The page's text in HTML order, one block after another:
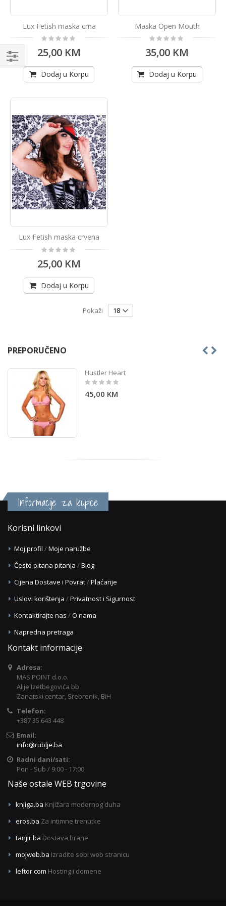
Lux Fetish maska crna
Rating:
0%
25,00 KM
Dodaj u Korpu
Maska Open Mouth
Rating:
0%
35,00 KM
Dodaj u Korpu
Lux Fetish maska crvena
Rating:
0%
25,00 KM
Dodaj u Korpu
Pokaži
Kupi
PREPORUČENO
Hustler Heart
Rating:
0%
45,00 KM
Informacije za kupce
Korisni linkovi
Moj profil /Moje naružbe
Često pitana pitanja /Blog
Cijena Dostave i Povrat/Plaćanje
Uslovi korištenja /Privatnost i Sigurnost
Kontaktirajte nas /O nama
Napredna pretraga
Kontakt informacije
Adresa:
MAS POINT d.o.o.
Alije Izetbegovića bb
Zanatski centar, Srebrenik, BiH
Telefon:
+387 35 643 448
Email:
info@rublje.ba
Radni dani/sati:
Pon - Sub / 9:00 - 17:00
Naše ostale WEB trgovine
knjiga.ba Knjižara modernog duha
eros.ba Za intimne trenutke
tanjir.ba Dostava hrane
mojweb.ba Izradite sebi web stranicu
leftor.com Hosting i domene